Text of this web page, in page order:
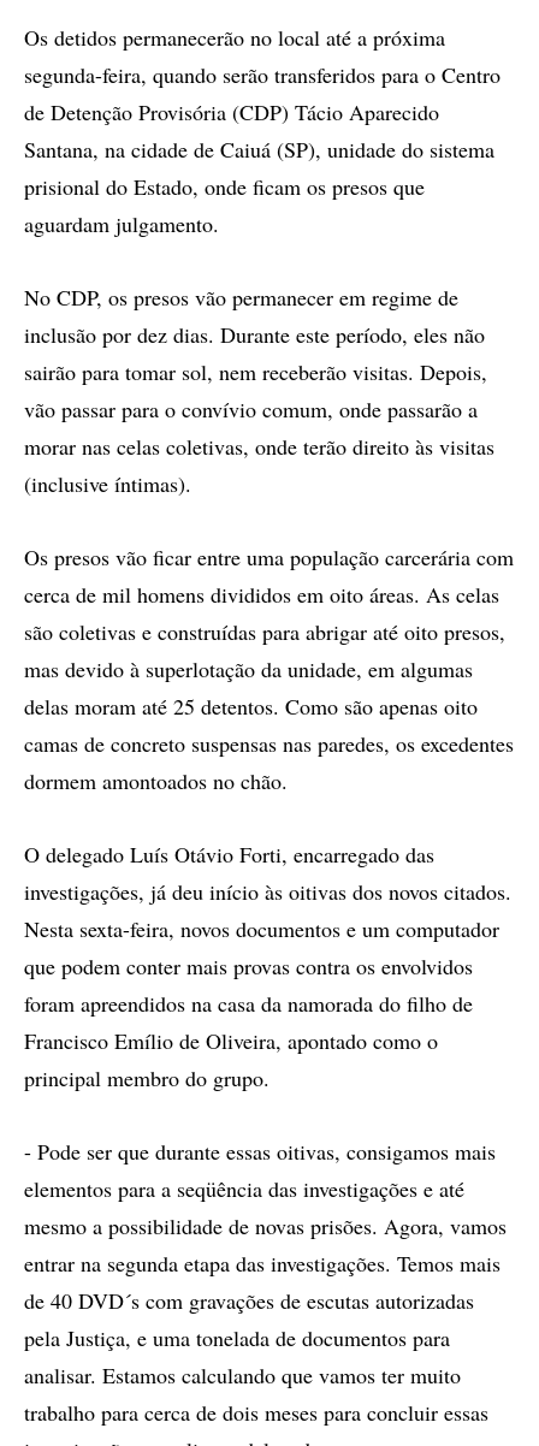
Os detidos permanecerão no local até a próxima
segunda-feira, quando serão transferidos para o Centro
de Detenção Provisória (CDP) Tácio Aparecido
Santana, na cidade de Caiuá (SP), unidade do sistema
prisional do Estado, onde ficam os presos que
aguardam julgamento.
No CDP, os presos vão permanecer em regime de
inclusão por dez dias. Durante este período, eles não
sairão para tomar sol, nem receberão visitas. Depois,
vão passar para o convívio comum, onde passarão a
morar nas celas coletivas, onde terão direito às visitas
(inclusive íntimas).
Os presos vão ficar entre uma população carcerária com
cerca de mil homens divididos em oito áreas. As celas
são coletivas e construídas para abrigar até oito presos,
mas devido à superlotação da unidade, em algumas
delas moram até 25 detentos. Como são apenas oito
camas de concreto suspensas nas paredes, os excedentes
dormem amontoados no chão.
O delegado Luís Otávio Forti, encarregado das
investigações, já deu início às oitivas dos novos citados.
Nesta sexta-feira, novos documentos e um computador
que podem conter mais provas contra os envolvidos
foram apreendidos na casa da namorada do filho de
Francisco Emílio de Oliveira, apontado como o
principal membro do grupo.
- Pode ser que durante essas oitivas, consigamos mais
elementos para a seqüência das investigações e até
mesmo a possibilidade de novas prisões. Agora, vamos
entrar na segunda etapa das investigações. Temos mais
de 40 DVD´s com gravações de escutas autorizadas
pela Justiça, e uma tonelada de documentos para
analisar. Estamos calculando que vamos ter muito
trabalho para cerca de dois meses para concluir essas